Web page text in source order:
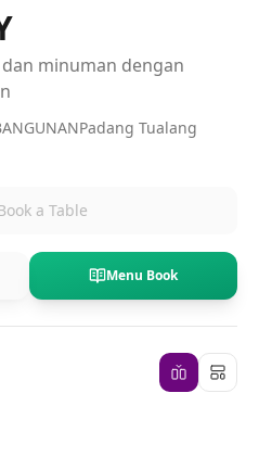
minuman dengan
Tualang
a Table
Menu Book